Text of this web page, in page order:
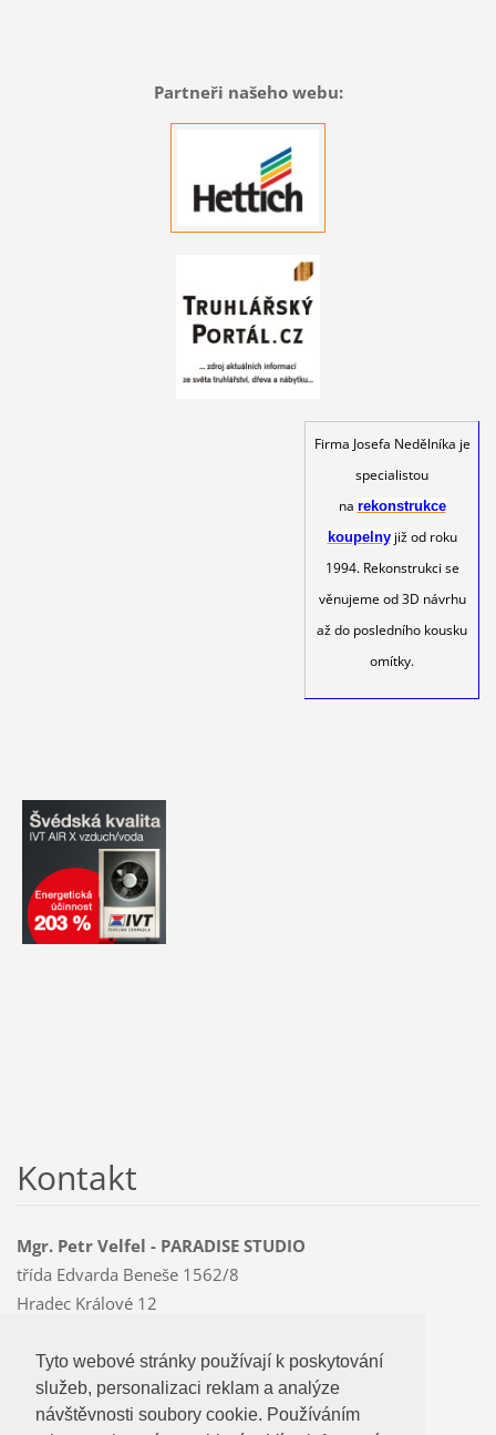
Tyto webové stránky používají k poskytování
služeb, personalizaci reklam a analýze
návštevnosti soubory cookie. Používáním
Tyto webové stránky používají k poskytování
služeb, personalizaci reklam a analýze
návštěvnosti soubory cookie. Používáním
Partneři našeho webu:
Firma Josefa Nedělníka je
specialistou
na rekonstrukce
koupelny již od roku
1994. Rekonstrukci se
věnujeme od 3D návrhu
až do posledního kousku
omítky.
Kontakt
Mgr. Petr Velfel - PARADISE STUDIO
třída Edvarda Beneše 1562/8
Hradec Králové 12
Mobil: 603 478 763
paradise@czMEDIA.eu